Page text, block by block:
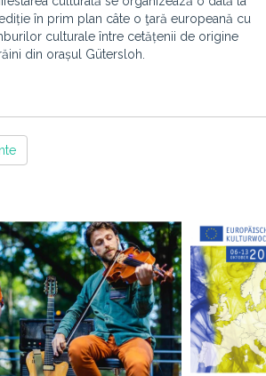
în prim plan câte o ţară europeană cu
culturale între cetățenii de origine
din orașul Gütersloh.